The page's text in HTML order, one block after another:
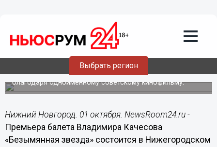
Выбрать регион
Премьера балета «Безымянная
звезда» состоится в Нижнем
Новгороде 4 и 6 октября
Это первая в истории музыкального театра
хореографическая постановка по пьесе Михаила
Себастьяна, ставшей известной российскому зрителю
благодаря одноименному советскому кинофильму.
Нижний Новгород. 01 октября. NewsRoom24.ru -
Премьера балета Владимира Качесова
«Безымянная звезда» состоится в Нижегородском